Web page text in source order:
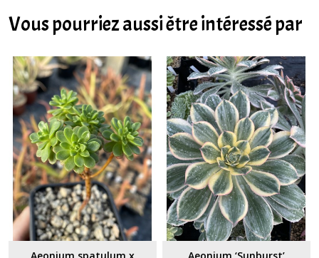
Vous pourriez aussi être intéressé par